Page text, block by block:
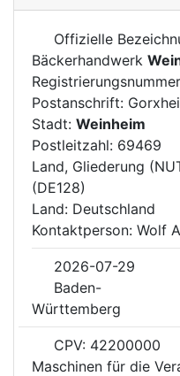
Offizielle
Bäckerhandwerk
Postanschrift:
Stadt: Weinheim
Postleitzahl: 69469
Land, Gliederung
(DE128)
Land: Deutschland
Kontaktperson: Wolf
2026-07-29
Baden-
Württemberg
CPV: 42200000
Maschinen für die